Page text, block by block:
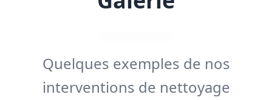
Quelques exemples de nos
interventions de nettoyage